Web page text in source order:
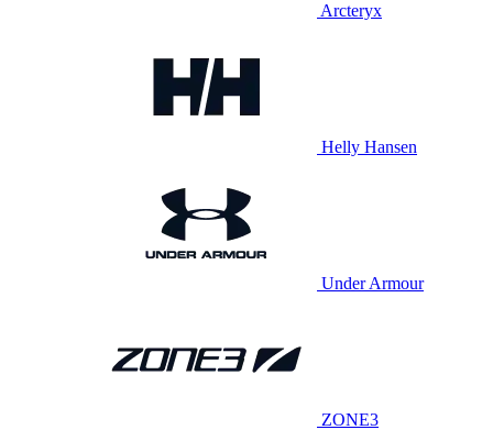
Arcteryx
Helly Hansen
Under Armour
ZONE3